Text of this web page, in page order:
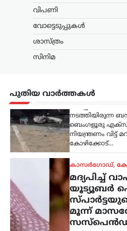
വിപണി
വോട്ടെടുപ്പുകൾ
ശാസ്ത്രം
സിനിമ
പുതിയ വാർത്തകൾ
കാസർഗോഡ്,
മദ്യപിച്ച്
യൂട്യൂബർ
മൂന്ന്
മദ്യപിച്ച്
(ഹെലൻ ഓഫ്
ലൈസൻസ് മൂന്ന്
സസ്‌പെൻഡ്
അപകടസാധ്യത
വാഹനം…
ട്രെൻഡിംഗ്,
114 റാഫേൽ
ഓഫർ; 94
ഇന്ത്യയിൽ